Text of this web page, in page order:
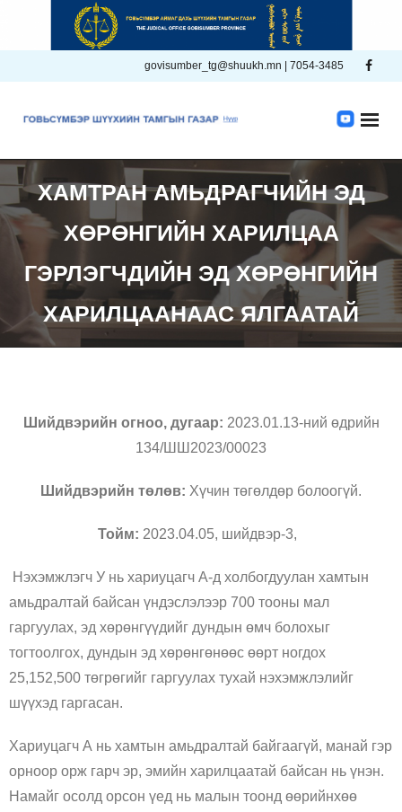
govisumber_tg@shuukh.mn | 7054-3485
ХАМТРАН АМЬДРАГЧИЙН ЭД
ХӨРӨНГИЙН ХАРИЛЦАА
ГЭРЛЭГЧДИЙН ЭД ХӨРӨНГИЙН
ХАРИЛЦААНААС ЯЛГААТАЙ
Шийдвэрийн огноо, дугаар: 2023.01.13-ний өдрийн
134/ШШ2023/00023
Шийдвэрийн төлөв: Хүчин төгөлдөр болоогүй.
Тойм: 2023.04.05, шийдвэр-3,
Нэхэмжлэгч У нь хариуцагч А-д холбогдуулан хамтын
амьдралтай байсан үндэслэлээр 700 тооны мал
гаргуулах, эд хөрөнгүүдийг дундын өмч болохыг
тогтоолгох, дундын эд хөрөнгөнөөс өөрт ногдох
25,152,500 төгрөгийг гаргуулах тухай нэхэмжлэлийг
шүүхэд гаргасан.
Хариуцагч А нь хамтын амьдралтай байгаагүй, манай гэр
орноор орж гарч эр, эмийн харилцаатай байсан нь үнэн.
Намайг осолд орсон үед нь малын тоонд өөрийнхөө